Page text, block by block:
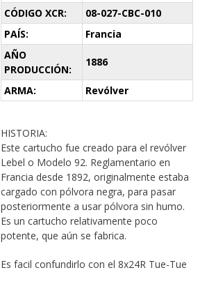
CÓDIGO XCR:
08-027-CBC-010
PAÍS:
Francia
AÑO
PRODUCCIÓN:
1886
ARMA: Revólver
HISTORIA:
Este cartucho fue creado para el revólver
Lebel o Modelo 92. Reglamentario en
Francia desde 1892, originalmente estaba
cargado con pólvora negra, para pasar
posteriormente a usar pólvora sin humo.
Es un cartucho relativamente poco
potente, que aún se fabrica.
Es facil confundirlo con el 8x24R Tue-Tue